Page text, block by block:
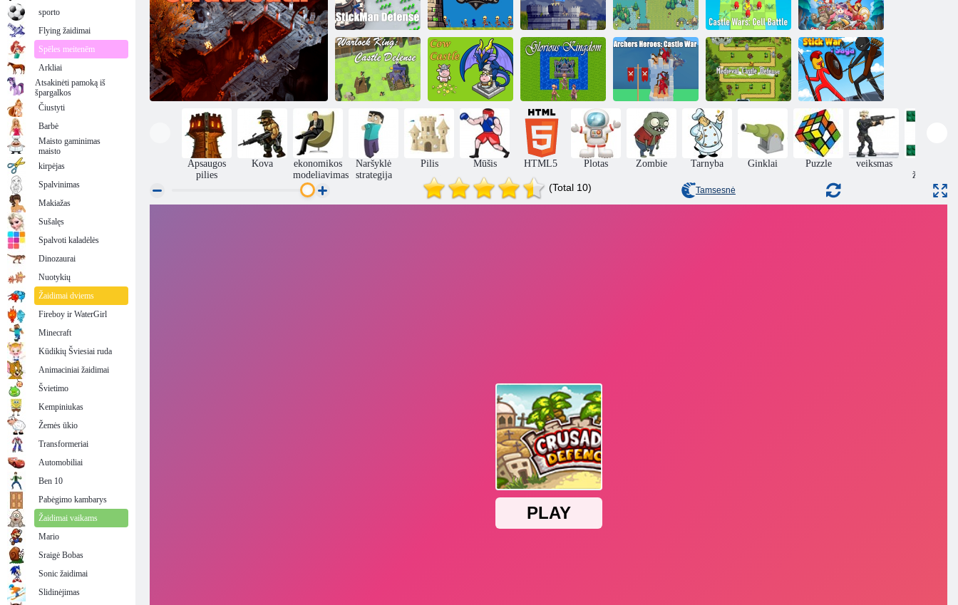
„StickMan“
gynyba
Pilies kryžiaus
žygis
Pilies karai 2
Keturių mini
karalystės karas
Pilies karai:
ląstelių mūšis
Bokšto gynyba
„Warlock King“:
pilies gynyba
Karvės pilis
Šlovinga
karalystė
„Archers
Heroes“: pilies
karas
Viduramžių
pilies gynyba
Stick War Saga
Apsaugos
pilies
Kova
ekonomikos
modeliavimas
Naršyklė
strategija
Pilis Mūšis HTML5 Plotas Zombie Tarnyba Ginklai Puzzle veiksmas
žaidimai
(Total 10) Tamsesnė
sporto
Flying žaidimai
Spēles meitenēm
Arkliai
Atsakinėti pamoką iš
špargalkos
Čiustyti
Barbė
Maisto gaminimas
maisto
kirpėjas
Spalvinimas
Makiažas
Sušalęs
Spalvoti kaladėlės
Dinozaurai
Nuotykių
Žaidimai dviems
Fireboy ir WaterGirl
Minecraft
Kūdikių Šviesiai ruda
Animaciniai žaidimai
Švietimo
Kempiniukas
Žemės ūkio
Transformeriai
Automobiliai
Ben 10
Pabėgimo kambarys
Žaidimai vaikams
Mario
Sraigė Bobas
Sonic žaidimai
Slidinėjimas